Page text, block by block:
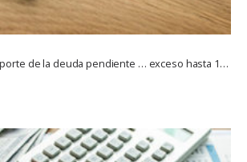
Demanda judicial, Importe de la deuda pendiente … exceso hasta 10.000 euros